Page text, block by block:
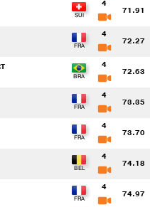
4
71.91
4
72.27
4
72.63
4
73.35
4
73.70
4
74.18
4
74.97